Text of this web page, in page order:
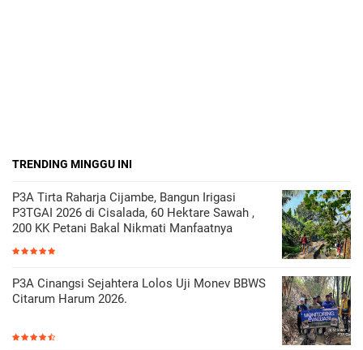
TRENDING MINGGU INI
P3A Tirta Raharja Cijambe, Bangun Irigasi
P3TGAI 2026 di Cisalada, 60 Hektare Sawah ,
200 KK Petani Bakal Nikmati Manfaatnya
P3A Cinangsi Sejahtera Lolos Uji Monev BBWS
Citarum Harum 2026.